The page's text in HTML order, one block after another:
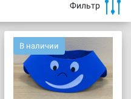
Фильтр
В наличии